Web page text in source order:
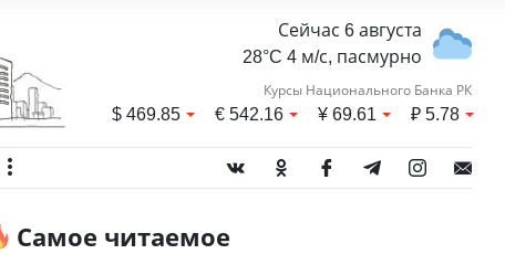
Сейчас 6 августа
28°C 4 м/с, пасмурно
Курсы Национального Банка РК
$469.85 €542.16 ¥69.61 ₽5.78
Самое читаемое